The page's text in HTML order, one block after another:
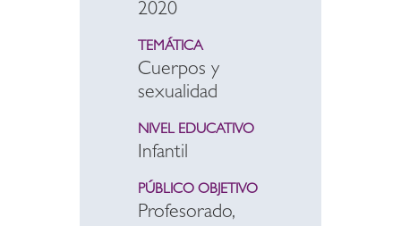
2020
TEMÁTICA
Cuerpos y
sexualidad
NIVEL EDUCATIVO
Infantil
PÚBLICO OBJETIVO
Profesorado,